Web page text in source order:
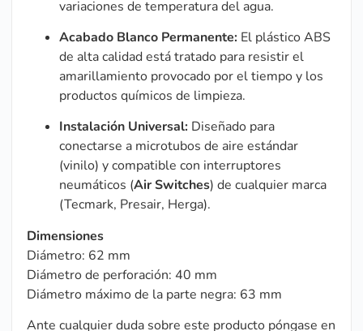
variaciones de temperatura del agua.
Acabado Blanco Permanente: El plástico ABS
de alta calidad está tratado para resistir el
amarillamiento provocado por el tiempo y los
productos químicos de limpieza.
Instalación Universal: Diseñado para
conectarse a microtubos de aire estándar
(vinilo) y compatible con interruptores
neumáticos (Air Switches) de cualquier marca
(Tecmark, Presair, Herga).
Dimensiones
Diámetro: 62 mm
Diámetro de perforación: 40 mm
Diámetro máximo de la parte negra: 63 mm
Ante cualquier duda sobre este producto póngase en